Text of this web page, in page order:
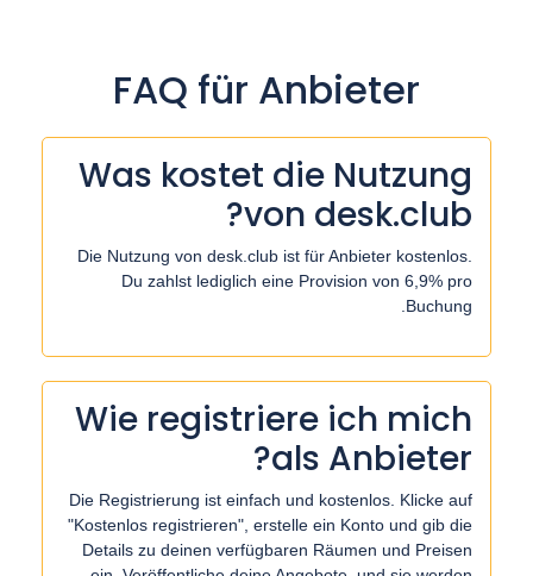
FAQ für Anbieter
Was kostet die Nutzung
von desk.club?
Die Nutzung von desk.club ist für Anbieter kostenlos.
Du zahlst lediglich eine Provision von 6,9% pro
Buchung.
Wie registriere ich mich
als Anbieter?
Die Registrierung ist einfach und kostenlos. Klicke auf
"Kostenlos registrieren", erstelle ein Konto und gib die
Details zu deinen verfügbaren Räumen und Preisen